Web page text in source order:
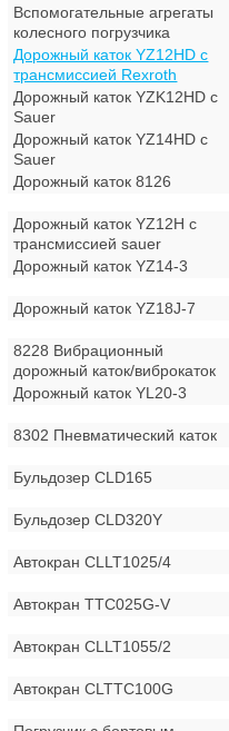
Вспомогательные агрегаты
колесного погрузчика
Дорожный каток YZ12HD с
трансмиссией Rexroth
Дорожный каток YZK12HD с
Sauer
Дорожный каток YZ14HD с
Sauer
Дорожный каток 8126
Дорожный каток YZ12H с
трансмиссией sauer
Дорожный каток YZ14-3
Дорожный каток YZ18J-7
8228 Вибрационный
дорожный каток/виброкаток
Дорожный каток YL20-3
8302 Пневматический каток
Бульдозер CLD165
Бульдозер CLD320Y
Автокран CLLT1025/4
Автокран TTC025G-V
Автокран CLLT1055/2
Автокран CLTTC100G